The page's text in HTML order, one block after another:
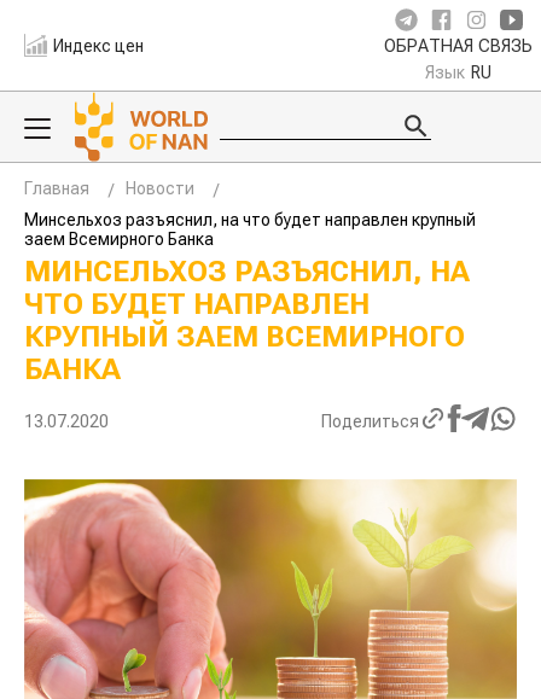
Индекс цен ОБРАТНАЯ СВЯЗЬ
Язык RU
Главная
Новости
Минсельхоз разъяснил, на что будет направлен крупный
заем Всемирного Банка
МИНСЕЛЬХОЗ РАЗЪЯСНИЛ, НА
ЧТО БУДЕТ НАПРАВЛЕН
КРУПНЫЙ ЗАЕМ ВСЕМИРНОГО
БАНКА
13.07.2020 Поделиться